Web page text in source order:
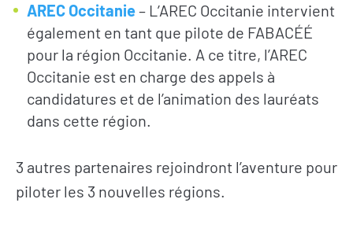
RECRUTEMENT
AREC Occitanie– L’AREC Occitanie intervient
également en tant que pilote de FABACÉÉ
pour la région Occitanie. A ce titre, l’AREC
Occitanie est en charge des appels à
candidatures et de l’animation des lauréats
dans cette région.
3 autres partenaires rejoindront l’aventure pour
piloter les 3 nouvelles régions.